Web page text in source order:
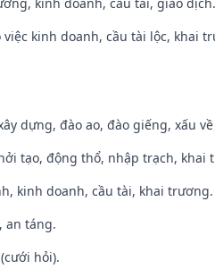
việc kinh doanh, cầu tài lộc, khai
dựng, đào ao, đào giếng, xấu
tạo, động thổ, nhập trạch, khai
kinh doanh, cầu tài, khai trương.
an táng.
hỏi).